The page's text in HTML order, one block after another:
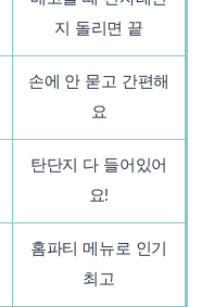
지 돌리면 끝
손에 안 묻고 간편해
요
탄단지 다 들어있어
요!
홈파티 메뉴로 인기
최고